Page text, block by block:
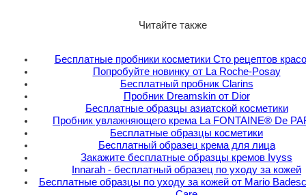
Читайте также
Бесплатные пробники косметики Сто рецептов
Попробуйте новинку от La Roche-Posay
Бесплатный пробник Clarins
Пробник Dreamskin от Dior
Бесплатные образцы азиатской косметики
Пробник увлажняющего крема La FONTAINE® De
Бесплатные образцы косметики
Бесплатный образец крема для лица
Закажите бесплатные образцы кремов Ivyss
Innarah - бесплатный образец по уходу за кожей
Бесплатные образцы по уходу за кожей от Mario